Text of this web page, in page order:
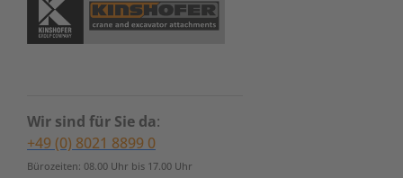
Wir sind für Sie da:
+49 (0) 8021 8899 0
Bürozeiten: 08.00 Uhr bis 17.00 Uhr